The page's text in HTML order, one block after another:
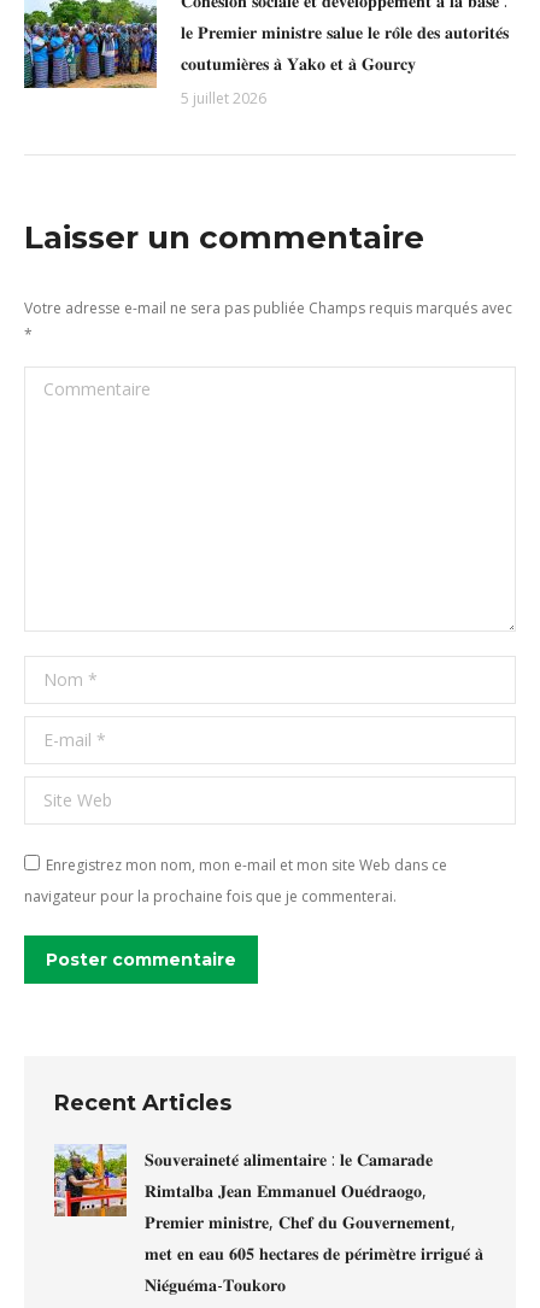
𝐥𝐞 𝐏𝐫𝐞𝐦𝐢𝐞𝐫 𝐦𝐢𝐧𝐢𝐬𝐭𝐫𝐞 𝐬𝐚𝐥𝐮𝐞 𝐥𝐞 𝐫𝐨̂𝐥𝐞 𝐝𝐞𝐬 𝐚𝐮𝐭𝐨𝐫𝐢𝐭𝐞́𝐬
𝐜𝐨𝐮𝐭𝐮𝐦𝐢𝐞̀𝐫𝐞𝐬 𝐚̀ 𝐘𝐚𝐤𝐨 𝐞𝐭 𝐚̀ 𝐆𝐨𝐮𝐫𝐜𝐲
5 juillet 2026
Laisser un commentaire
Votre adresse e-mail ne sera pas publiée Champs requis marqués avec
*
Commentaire
Nom *
E-mail *
Site Web
Enregistrez mon nom, mon e-mail et mon site Web dans ce
navigateur pour la prochaine fois que je commenterai.
Poster commentaire
Recent Articles
𝐒𝐨𝐮𝐯𝐞𝐫𝐚𝐢𝐧𝐞𝐭𝐞́ 𝐚𝐥𝐢𝐦𝐞𝐧𝐭𝐚𝐢𝐫𝐞 : 𝐥𝐞 𝐂𝐚𝐦𝐚𝐫𝐚𝐝𝐞
𝐑𝐢𝐦𝐭𝐚𝐥𝐛𝐚 𝐉𝐞𝐚𝐧 𝐄𝐦𝐦𝐚𝐧𝐮𝐞𝐥 𝐎𝐮𝐞́𝐝𝐫𝐚𝐨𝐠𝐨,
𝐏𝐫𝐞𝐦𝐢𝐞𝐫 𝐦𝐢𝐧𝐢𝐬𝐭𝐫𝐞, 𝐂𝐡𝐞𝐟 𝐝𝐮 𝐆𝐨𝐮𝐯𝐞𝐫𝐧𝐞𝐦𝐞𝐧𝐭,
𝐦𝐞𝐭 𝐞𝐧 𝐞𝐚𝐮 𝟔𝟎𝟓 𝐡𝐞𝐜𝐭𝐚𝐫𝐞𝐬 𝐝𝐞 𝐩𝐞́𝐫𝐢𝐦𝐞̀𝐭𝐫𝐞 𝐢𝐫𝐫𝐢𝐠𝐮𝐞́ 𝐚̀
𝐍𝐢𝐞́𝐠𝐮𝐞́𝐦𝐚-𝐓𝐨𝐮𝐤𝐨𝐫𝐨